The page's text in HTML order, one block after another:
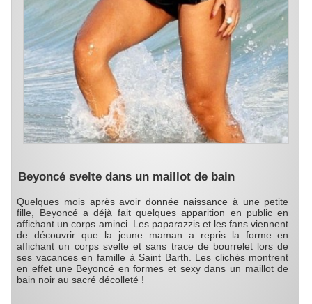
Beyoncé svelte dans un maillot de bain
Quelques mois après avoir donnée naissance à une petite
fille, Beyoncé a déjà fait quelques apparition en public en
affichant un corps aminci. Les paparazzis et les fans viennent
de découvrir que la jeune maman a repris la forme en
affichant un corps svelte et sans trace de bourrelet lors de
ses vacances en famille à Saint Barth. Les clichés montrent
en effet une Beyoncé en formes et sexy dans un maillot de
bain noir au sacré décolleté !